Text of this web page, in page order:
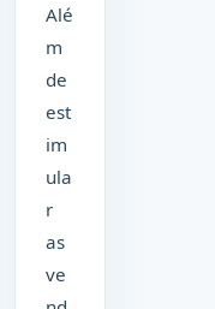
Alé
m
de
est
im
ula
r
as
ve